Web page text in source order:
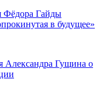
Фёдора Гайды
в будущее»
Александра Гущина о